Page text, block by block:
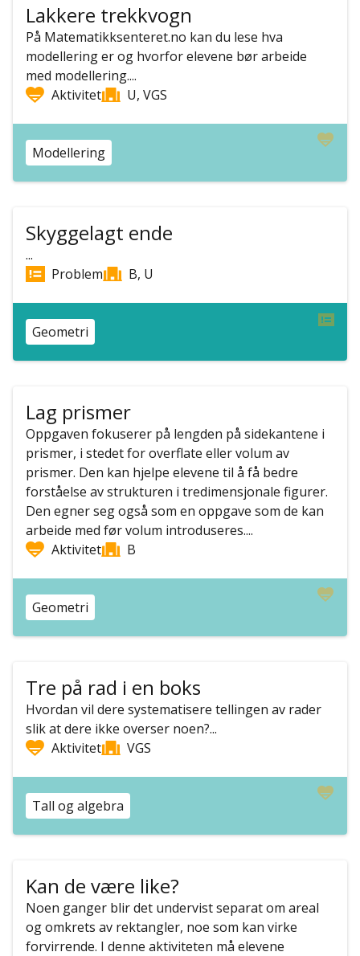
Lakkere trekkvogn
På Matematikksenteret.no kan du lese hva
modellering er og hvorfor elevene bør arbeide
med modellering....
Aktivitet
U, VGS
Modellering
Skyggelagt ende
...
Problem
B, U
Geometri
Lag prismer
Oppgaven fokuserer på lengden på sidekantene i
prismer, i stedet for overflate eller volum av
prismer. Den kan hjelpe elevene til å få bedre
forståelse av strukturen i tredimensjonale figurer.
Den egner seg også som en oppgave som de kan
arbeide med før volum introduseres....
Aktivitet
B
Geometri
Tre på rad i en boks
Hvordan vil dere systematisere tellingen av rader
slik at dere ikke overser noen?...
Aktivitet
VGS
Tall og algebra
Kan de være like?
Noen ganger blir det undervist separat om areal
og omkrets av rektangler, noe som kan virke
forvirrende. I denne aktiviteten må elevene